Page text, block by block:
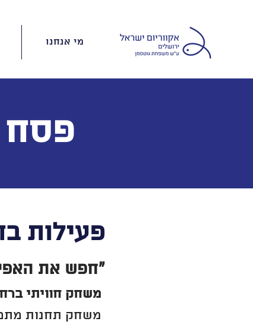
מי אנחנו
פעילות
"חפש את
משחק חוויתי
משחק תחנות
פסח